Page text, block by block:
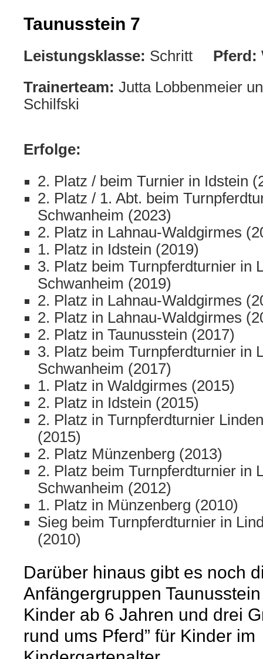
Taunusstein 7
Leistungsklasse: Schritt Pferd:
Trainerteam: Jutta Lobbenmeier
Schilfski
Erfolge:
2. Platz / beim Turnier in Idstein
2. Platz / 1. Abt. beim
Schwanheim (2023)
2. Platz in Lahnau-Waldgirmes
1. Platz in Idstein (2019)
3. Platz beim Turnpferdturnier in
Schwanheim (2019)
2. Platz in Lahnau-Waldgirmes
2. Platz in Lahnau-Waldgirmes
2. Platz in Taunusstein (2017)
3. Platz beim Turnpferdturnier in
Schwanheim (2017)
1. Platz in Waldgirmes (2015)
2. Platz in Idstein (2015)
2. Platz in Turnpferdturnier
(2015)
2. Platz Münzenberg (2013)
2. Platz beim Turnpferdturnier in
Schwanheim (2012)
1. Platz in Münzenberg (2010)
Sieg beim Turnpferdturnier in
(2010)
Darüber hinaus gibt es noch
Anfängergruppen
Kinder ab 6 Jahren und drei
rund ums Pferd” für Kinder im